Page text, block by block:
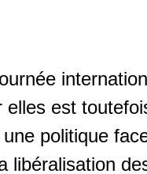
est
politique
libéralisation